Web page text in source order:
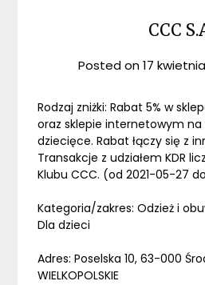
CCC
Posted on17
Rodzaj zniżki: Rabat 5% w
oraz sklepie internetowym
dziecięce. Rabat łączy się z
Transakcje z udziałem KDR
Klubu CCC. (od 2021-05-27
Kategoria/zakres: Odzież i
Dla dzieci
Adres: Poselska 10, 63-000
WIELKOPOLSKIE